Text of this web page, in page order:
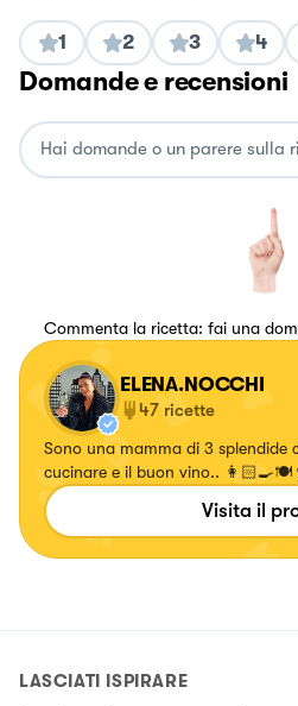
1 2 3 4
Domande e recensioni
Commenta la ricetta: fai una
ELENA.NOCCHI
47 ricette
Sono una mamma di 3 splendide
cucinare e il buon vino..
Visita il
LASCIATI ISPIRARE